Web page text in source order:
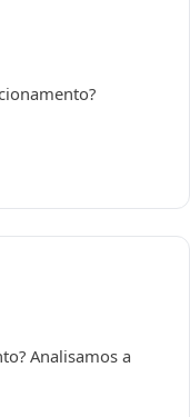
Analisamos a